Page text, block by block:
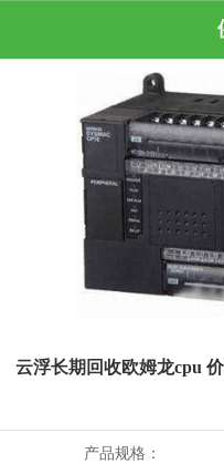
云浮长期回收欧姆龙cpu
产品规格：